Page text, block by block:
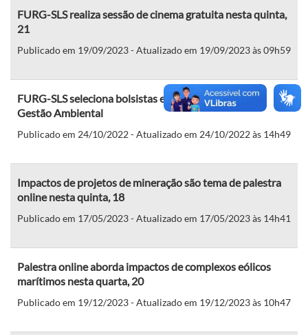
FURG-SLS realiza sessão de cinema gratuita nesta quinta,
21
Publicado em 19/09/2023 - Atualizado em 19/09/2023 às 09h59
FURG-SLS seleciona bolsistas e voluntários para PET
Gestão Ambiental
Publicado em 24/10/2022 - Atualizado em 24/10/2022 às 14h49
Impactos de projetos de mineração são tema de palestra
online nesta quinta, 18
Publicado em 17/05/2023 - Atualizado em 17/05/2023 às 14h41
Palestra online aborda impactos de complexos eólicos
marítimos nesta quarta, 20
Publicado em 19/12/2023 - Atualizado em 19/12/2023 às 10h47